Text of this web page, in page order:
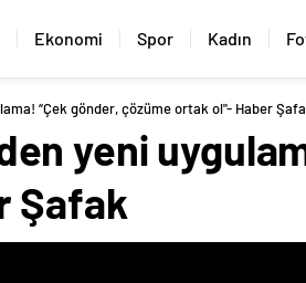
Ekonomi Spor Kadın
“Çek gönder, çözüme ortak ol"- Haber
yeni
Şafak